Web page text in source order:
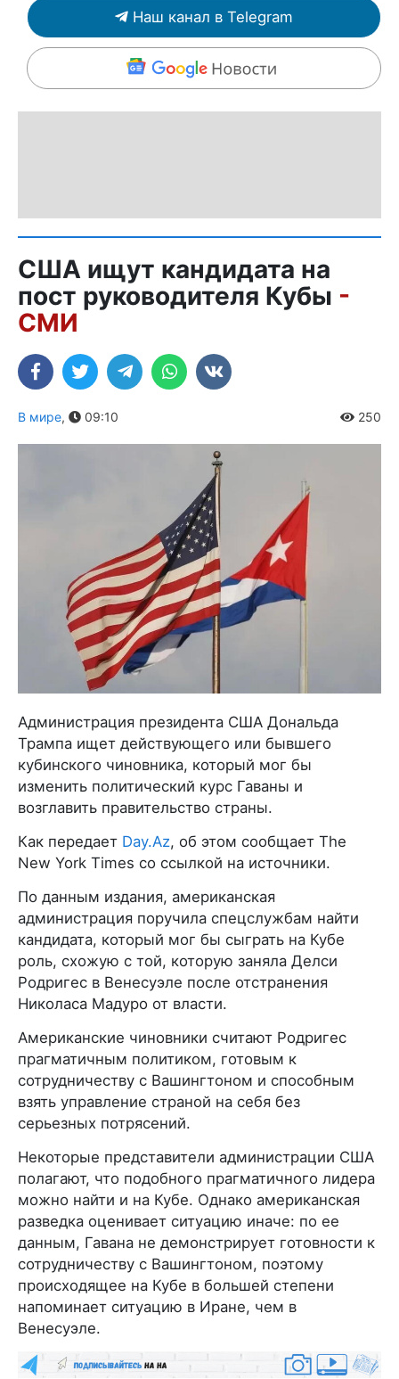
Наш канал в Telegram
США ищут кандидата на
пост руководителя Кубы -
СМИ
В мире, 09:10 250
Администрация президента США Дональда
Трампа ищет действующего или бывшего
кубинского чиновника, который мог бы
изменить политический курс Гаваны и
возглавить правительство страны.
Как передает Day.Az, об этом сообщает The
New York Times со ссылкой на источники.
По данным издания, американская
администрация поручила спецслужбам найти
кандидата, который мог бы сыграть на Кубе
роль, схожую с той, которую заняла Делси
Родригес в Венесуэле после отстранения
Николаса Мадуро от власти.
Американские чиновники считают Родригес
прагматичным политиком, готовым к
сотрудничеству с Вашингтоном и способным
взять управление страной на себя без
серьезных потрясений.
Некоторые представители администрации США
полагают, что подобного прагматичного лидера
можно найти и на Кубе. Однако американская
разведка оценивает ситуацию иначе: по ее
данным, Гавана не демонстрирует готовности к
сотрудничеству с Вашингтоном, поэтому
происходящее на Кубе в большей степени
напоминает ситуацию в Иране, чем в
Венесуэле.